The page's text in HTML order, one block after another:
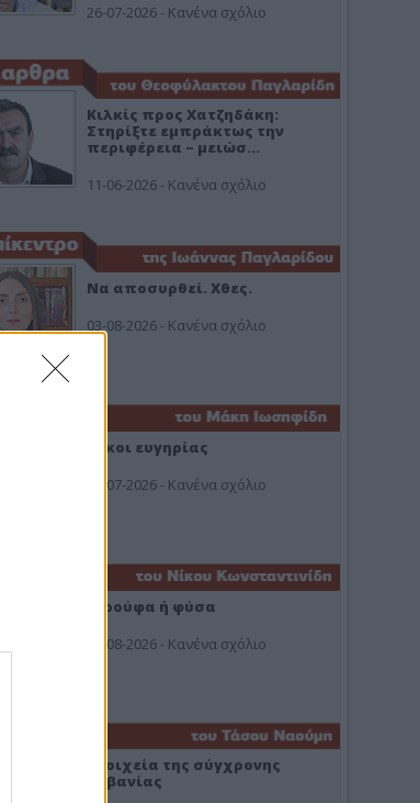
26-07-2026 - Κανένα σχόλιο
Κιλκίς προς Χατζηδάκη:
Στηρίξτε εμπράκτως την
περιφέρεια – μειώσ…
11-06-2026 - Κανένα σχόλιο
Να αποσυρθεί. Χθες.
03-08-2026 - Κανένα σχόλιο
Οίκοι ευγηρίας
24-07-2026 - Κανένα σχόλιο
Ή ρούφα ή φύσα
03-08-2026 - Κανένα σχόλιο
Στοιχεία της σύγχρονης
Αλβανίας